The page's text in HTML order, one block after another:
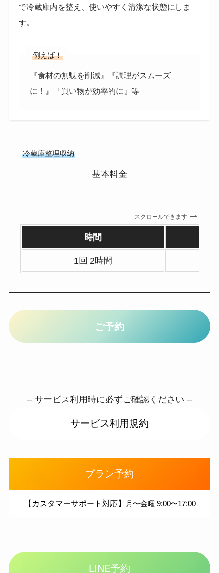
で冷蔵庫内を整え、使いやすく清潔な状態にしま
す。
例えば！
『食材の無駄を削減』『調理がスムーズ
に！』『買い物が効率的に』等
冷蔵庫整理収納
基本料金
スクロールできます
時間
1回 2時間
ご予約
– サービス利用時に必ずご確認ください –
サービス利用規約
プラン予約
【カスタマーサポート対応】 月〜金曜 9:00〜17:00
LINE予約